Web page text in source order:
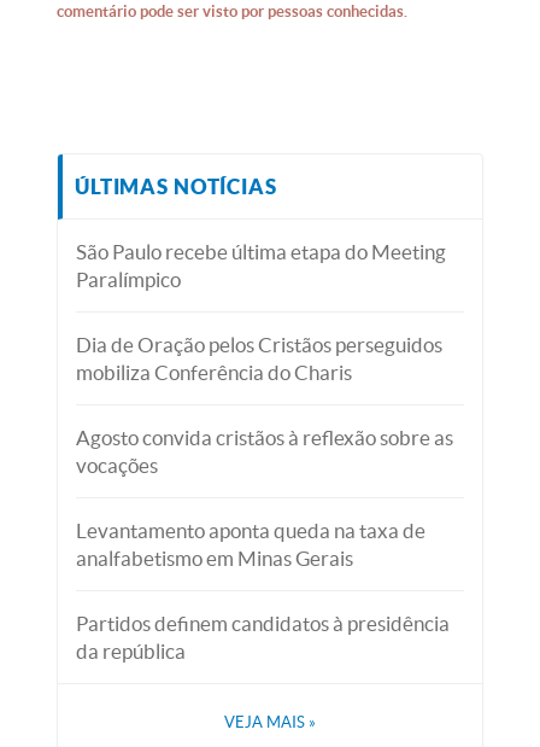
comentário pode ser visto por pessoas conhecidas.
ÚLTIMAS NOTÍCIAS
São Paulo recebe última etapa do Meeting
Paralímpico
Dia de Oração pelos Cristãos perseguidos
mobiliza Conferência do Charis
Agosto convida cristãos à reflexão sobre as
vocações
Levantamento aponta queda na taxa de
analfabetismo em Minas Gerais
Partidos definem candidatos à presidência
da república
VEJA MAIS »